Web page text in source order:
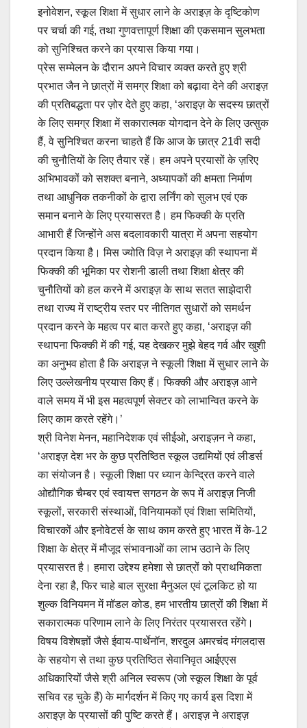
इनोवेशन, स्कूल शिक्षा में सुधार लाने के अराइज़ के दृष्टिकोण
पर चर्चा की गई, तथा गुणवत्तापूर्ण शिक्षा की एकसमान सुलभता
को सुनिश्चित करने का प्रयास किया गया।
प्रेस सम्मेलन के दौरान अपने विचार व्यक्त करते हुए श्री
प्रभात जैन ने छात्रों में समग्र शिक्षा को बढ़ावा देने की अराइज़
की प्रतिबद्धता पर ज़ोर देते हुए कहा, ‘अराइज़ के सदस्य छात्रों
के लिए समग्र शिक्षा में सकारात्मक योगदान देने के लिए उत्सुक
हैं, वे सुनिश्चित करना चाहते हैं कि आज के छात्र 21वी सदी
की चुनौतियों के लिए तैयार रहें। हम अपने प्रयासों के ज़रिए
अभिभावकों को सशक्त बनाने, अध्यापकों की क्षमता निर्माण
तथा आधुनिक तकनीकों के द्वारा लर्निंग को सुलभ एवं एक
समान बनाने के लिए प्रयासरत है। हम फिक्की के प्रति
आभारी हैं जिन्होंने अस बदलावकारी यात्रा में अपना सहयोग
प्रदान किया है। मिस ज्योति विज़ ने अराइज़ की स्थापना में
फिक्की की भूमिका पर रोशनी डाली तथा शिक्षा क्षेत्र की
चुनौतियों को हल करने में अराइज़ के साथ सतत साझेदारी
तथा राज्य में राष्ट्रीय स्तर पर नीतिगत सुधारों को समर्थन
प्रदान करने के महत्व पर बात करते हुए कहा, ‘अराइज़ की
स्थापना फिक्की में की गई, यह देखकर मुझे बेहद गर्व और खुशी
का अनुभव होता है कि अराइज़ ने स्कूली शिक्षा में सुधार लाने के
लिए उल्लेखनीय प्रयास किए हैं। फिक्की और अराइज़ आने
वाले समय में भी इस महत्वपूर्ण सेक्टर को लाभान्वित करने के
लिए काम करते रहेंगे।’
श्री विनेश मेनन, महानिदेशक एवं सीईओ, अराइज़न ने कहा,
‘अराइज़ देश भर के कुछ प्रतिष्ठित स्कूल उद्यमियों एवं लीडर्स
का संयोजन है। स्कूली शिक्षा पर ध्यान केन्द्रित करने वाले
ओद्यौगिक चैम्बर एवं स्वायत्त सगठन के रूप में अराइज़ निजी
स्कूलों, सरकारी संस्थाओं, विनियामकों एवं शिक्षा समितियों,
विचारकों और इनोवेटर्स के साथ काम करते हुए भारत में के-12
शिक्षा के क्षेत्र में मौजूद संभावनाओं का लाभ उठाने के लिए
प्रयासरत है। हमारा उद्देश्य हमेशा से छात्रों को प्राथमिकता
देना रहा है, फिर चाहे बाल सुरक्षा मैनुअल एवं टूलकिट हो या
शुल्क विनियमन में मॉडल कोड, हम भारतीय छात्रों की शिक्षा में
सकारात्मक परिणाम लाने के लिए निरंतर प्रयासरत रहेंगे।
विषय विशेषज्ञों जैसे ईवाय-पार्थेनॉन, शरदुल अमरचंद मंगलदास
के सहयोग से तथा कुछ प्रतिष्ठित सेवानिवृत आईएएस
अधिकारियों जैसे श्री अनिल स्वरूप (जो स्कूल शिक्षा के पूर्व
सचिव रह चुके हैं) के मार्गदर्शन में किए गए कार्य इस दिशा में
अराइज़ के प्रयासों की पुष्टि करते हैं। अराइज़ ने अराइज़